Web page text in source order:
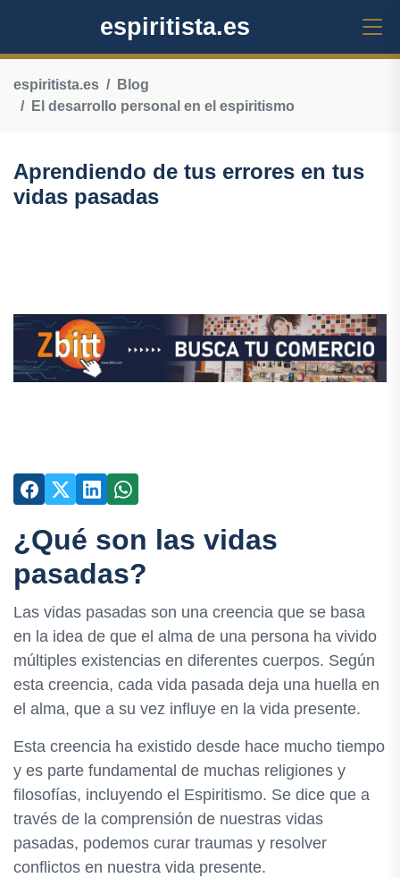
espiritista.es
espiritista.es
Blog
El desarrollo personal en el espiritismo
Aprendiendo de tus errores en tus
vidas pasadas
¿Qué son las vidas
pasadas?
Las vidas pasadas son una creencia que se basa
en la idea de que el alma de una persona ha vivido
múltiples existencias en diferentes cuerpos. Según
esta creencia, cada vida pasada deja una huella en
el alma, que a su vez influye en la vida presente.
Esta creencia ha existido desde hace mucho tiempo
y es parte fundamental de muchas religiones y
filosofías, incluyendo el Espiritismo. Se dice que a
través de la comprensión de nuestras vidas
pasadas, podemos curar traumas y resolver
conflictos en nuestra vida presente.